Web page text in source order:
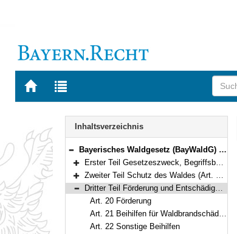
Zur
BAYERN.RECHT
Zur
letzten
Navigation
Inhaltsverzeichnis
Bereich reduzieren
Bayerisches Waldgesetz (BayWaldG) in der Fassung der Bekanntmachung vom 22. Juli 2005 (GVBl S. 313) BayRS 7902-1-L (Art. 1–52)
Bereich erweitern
Erster Teil Gesetzeszweck, Begriffsbestimmungen (Art. 1–4)
Bereich erweitern
Zweiter Teil Schutz des Waldes (Art. 5–19)
Bereich reduzieren
Dritter Teil Förderung und Entschädigung (Art. 20–25)
Art. 20 Förderung
Art. 21 Beihilfen für Waldbrandschäden
Art. 22 Sonstige Beihilfen